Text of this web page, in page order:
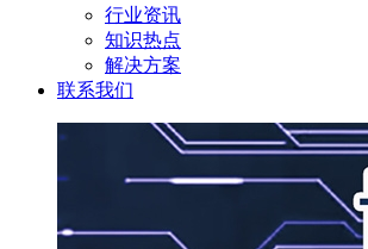
行业资讯
知识热点
解决方案
联系我们